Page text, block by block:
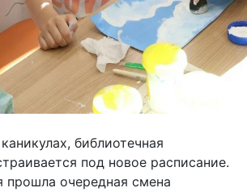
библиотечная
под новое расписание.
очередная смена